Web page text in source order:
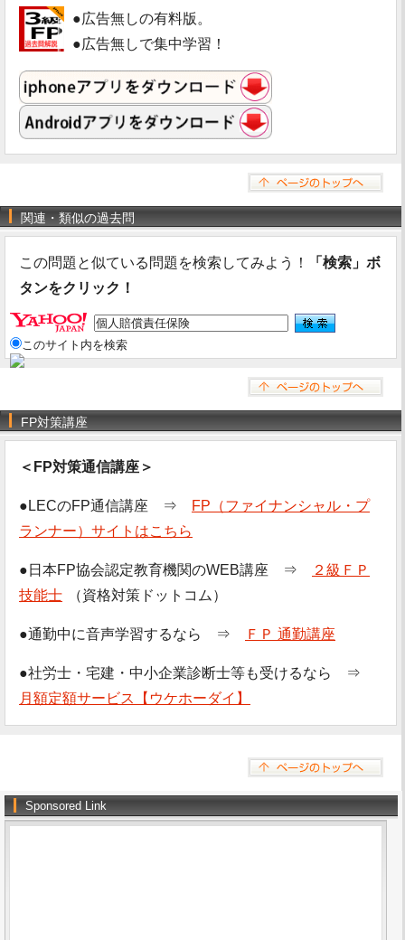
●広告無しの有料版。
●広告無しで集中学習！
関連・類似の過去問
この問題と似ている問題を検索してみよう！
「検索」ボ
タンをクリック！
このサイト内を検索
FP対策講座
＜FP対策通信講座＞
●LECのFP通信講座 ⇒
FP（ファイナンシャル・プ
ランナー）サイトはこちら
●日本FP協会認定教育機関のWEB講座 ⇒
２級ＦＰ
技能士
（資格対策ドットコム）
●通勤中に音声学習するなら ⇒ ＦＰ 通勤講座
●社労士・宅建・中小企業診断士等も受けるなら ⇒
月額定額サービス【ウケホーダイ】
Sponsored Link